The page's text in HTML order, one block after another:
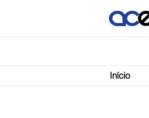
Início